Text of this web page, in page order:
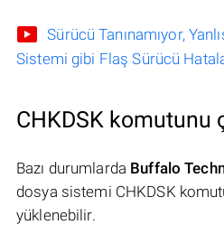
Sürücü Tanınamıyor,
Sistemi gibi Flaş Sürücü
CHKDSK komutunu
Bazı durumlarda Buffalo
dosya sistemi CHKDSK
yüklenebilir.